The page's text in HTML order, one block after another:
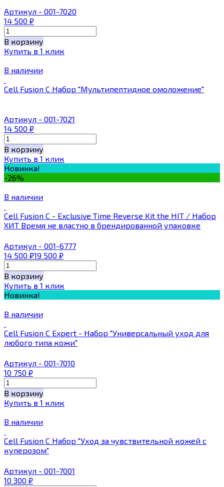
Артикул - 001-7020
14 500 ₽
В корзину
Купить в 1 клик
В наличии
Cell Fusion C Набор "Мультипептидное омоложение"
Артикул - 001-7021
14 500 ₽
В корзину
Купить в 1 клик
Новинка!
-26%
В наличии
Cell Fusion С - Exclusive Тime Reverse Kit the HIT ​​/ Набор
ХИТ Время не властно в брендированной упаковке
Артикул - 001-6777
14 500 ₽19 500 ₽
В корзину
Купить в 1 клик
Новинка!
В наличии
Cell Fusion C Expert - Набор "Универсальный уход для
любого типа кожи"
Артикул - 001-7010
10 750 ₽
В корзину
Купить в 1 клик
В наличии
Cell Fusion C Набор "Уход за чувствительной кожей с
куперозом"
Артикул - 001-7001
10 300 ₽